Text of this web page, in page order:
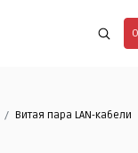
Витая пара LAN-кабели